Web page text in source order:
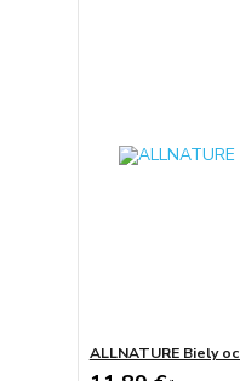
ALLNATURE Biely